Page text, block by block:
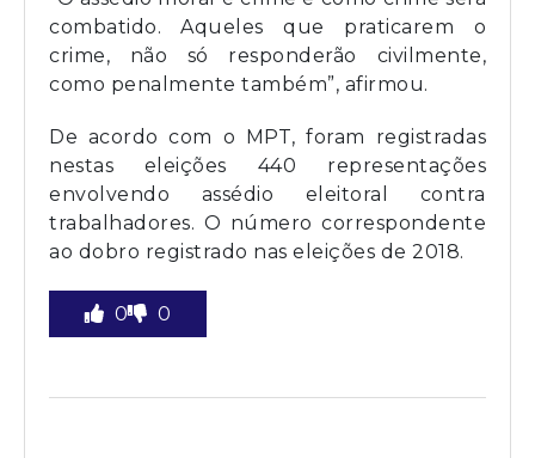
combatido. Aqueles que praticarem o
crime, não só responderão civilmente,
como penalmente também”, afirmou.
De acordo com o MPT, foram registradas
nestas eleições 440 representações
envolvendo assédio eleitoral contra
trabalhadores. O número correspondente
ao dobro registrado nas eleições de 2018.
0 0